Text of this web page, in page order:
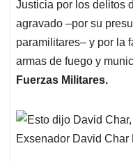
Justicia por los delitos
agravado –por su
paramilitares– y por la
armas de fuego y
Fuerzas Militares.
Exsenador David Char